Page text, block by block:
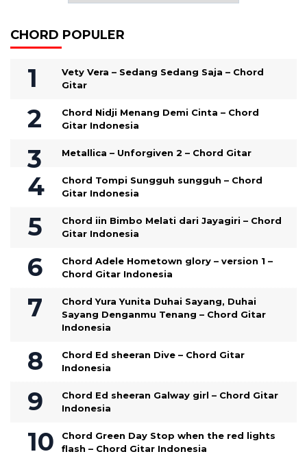
CHORD POPULER
Vety Vera – Sedang Sedang Saja – Chord
Gitar
Chord Nidji Menang Demi Cinta – Chord
Gitar Indonesia
Metallica – Unforgiven 2 – Chord Gitar
Chord Tompi Sungguh sungguh – Chord
Gitar Indonesia
Chord iin Bimbo Melati dari Jayagiri – Chord
Gitar Indonesia
Chord Adele Hometown glory – version 1 –
Chord Gitar Indonesia
Chord Yura Yunita Duhai Sayang, Duhai
Sayang Denganmu Tenang – Chord Gitar
Indonesia
Chord Ed sheeran Dive – Chord Gitar
Indonesia
Chord Ed sheeran Galway girl – Chord Gitar
Indonesia
Chord Green Day Stop when the red lights
flash – Chord Gitar Indonesia